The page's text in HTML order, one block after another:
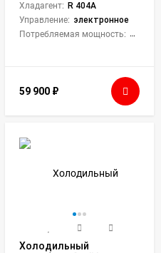
Хладагент: R 404A
Управление: электронное
Потребляемая мощность: 1200
59 900 ₽
Холодильный